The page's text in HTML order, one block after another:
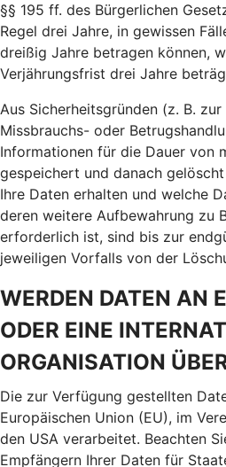
§§ 195 ff. des Bürgerlichen
Regel drei Jahre, in gewissen
dreißig Jahre betragen können,
Verjährungsfrist drei Jahre
Aus Sicherheitsgründen (z. B.
Missbrauchs- oder
Informationen für die Dauer von
gespeichert und danach
Ihre Daten erhalten und welche
deren weitere Aufbewahrung zu
erforderlich ist, sind bis zur
jeweiligen Vorfalls von der
WERDEN DATEN AN
ODER EINE
ORGANISATION
Die zur Verfügung gestellten
Europäischen Union (EU), im
den USA verarbeitet. Beachten
Empfängern Ihrer Daten für